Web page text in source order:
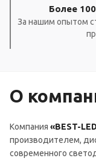
Более
За нашим опытом
О
Компания «BEST-
производителем,
современного